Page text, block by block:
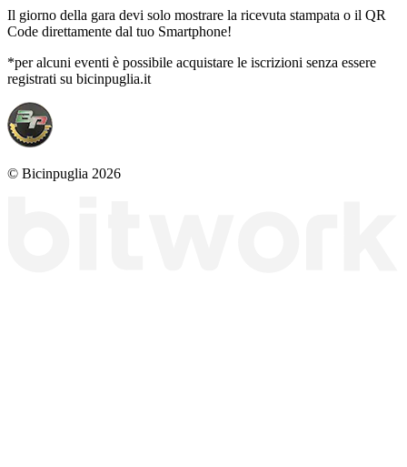
Il giorno della gara devi solo mostrare la ricevuta stampata o il QR
Code direttamente dal tuo Smartphone!
*per alcuni eventi è possibile acquistare le iscrizioni senza essere
registrati su bicinpuglia.it
© Bicinpuglia 2026